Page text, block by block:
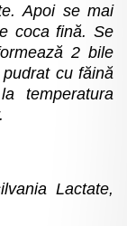
Apoi se mai
coca fină. Se
2 bile
cu făină
temperatura
Lactate,